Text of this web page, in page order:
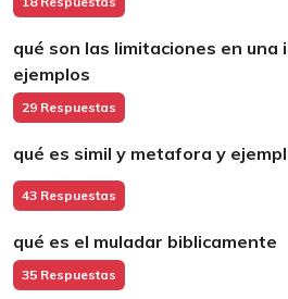
qué son las limitaciones en una
ejemplos
29 Respuestas
qué es simil y metafora y
43 Respuestas
qué es el muladar biblicamente
35 Respuestas